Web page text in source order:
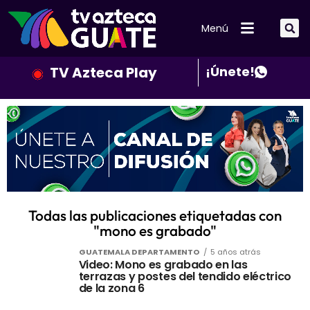
Menú
TV Azteca Play ¡Únete!
Todas las publicaciones etiquetadas con
"mono es grabado"
GUATEMALA DEPARTAMENTO 5 años atrás
Video: Mono es grabado en las
terrazas y postes del tendido eléctrico
de la zona 6